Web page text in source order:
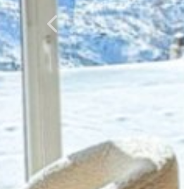
Previous